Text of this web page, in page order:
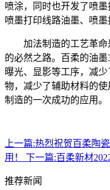
喷涂，同时也开发了喷墨
喷墨打印线路油墨、喷墨
加法制造的工艺革
的必然之路。百柔的油墨
曝光、显影等工序，减
物，减少了辅助材料的
制造的一次成功的应用。
上一篇:热烈祝贺百柔陶
用！ 下一篇:百柔新材
推荐新闻